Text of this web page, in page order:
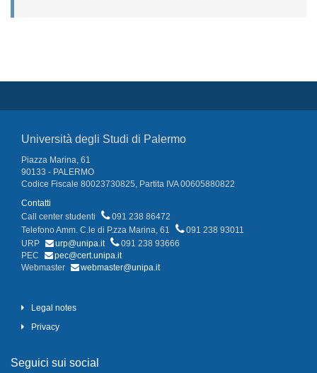
Università degli Studi di Palermo
Piazza Marina, 61
90133 - PALERMO
Codice Fiscale 80023730825, Partita IVA 00605880822
Contatti
Call center studenti
091 238 86472
Telefono Amm. C.le di P.zza Marina, 61
091 238 93011
URP
urp@unipa.it
091 238 93666
PEC
pec@cert.unipa.it
Webmaster
webmaster@unipa.it
Legal notes
Privacy
Seguici sui social